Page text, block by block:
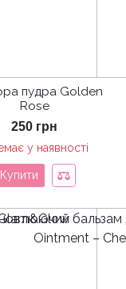
пудра Golden
Rose
250 грн
у наявності
Купити